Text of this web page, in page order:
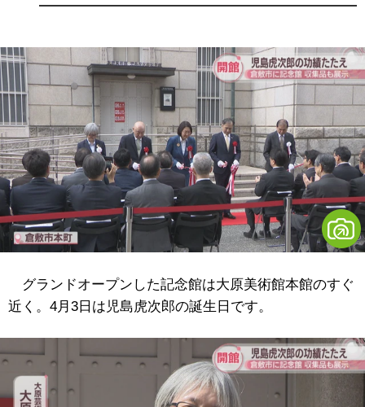
グランドオープンした記念館は大原美術館本館のすぐ
近く。4月3日は児島虎次郎の誕生日です。